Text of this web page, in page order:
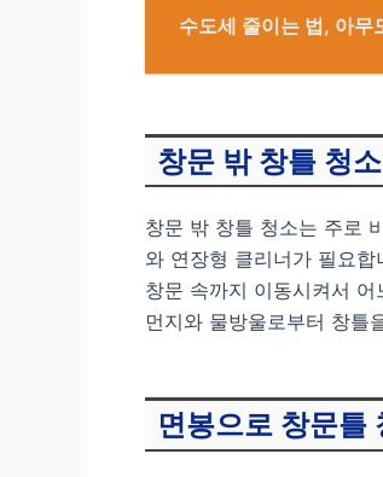
수도세 줄이는 법, 아무
창문 밖 창틀 청
창문 밖 창틀 청소는 주로
와 연장형 클리너가 필요
창문 속까지 이동시켜서
먼지와 물방울로부터 창틀
면봉으로 창문틀